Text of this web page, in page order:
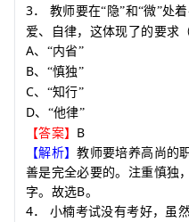
3． 教师要在“隐”和“微”处
爱、自律，这体现了的要求
A、 “内省”
B、 “慎独”
C、 “知行”
D、 “他律”
【答案】 B
【解析】教师要培养高尚的
善是完全必要的。注重慎独
字。故选B。
4．
小楠考试没有考好，虽